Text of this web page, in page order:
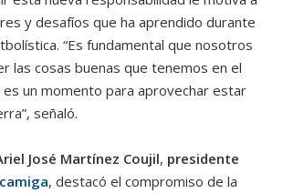
y desafíos que ha aprendido durante
“Es fundamental que nosotros
las cosas buenas que tenemos en el
es un momento para aprovechar estar
señaló.
José Martínez Coujil, presidente
, destacó el compromiso de la